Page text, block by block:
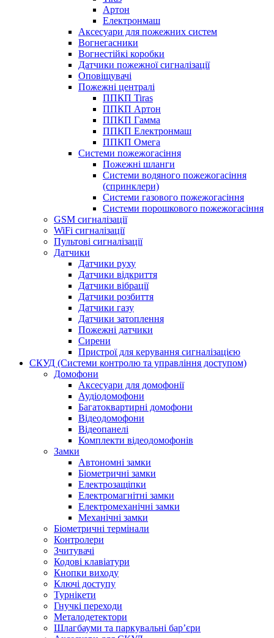
Артон
Електронмаш
Аксесуари для пожежних систем
Вогнегасники
Вогнестійкі коробки
Датчики пожежної сигналізації
Оповіщувачі
Пожежні централі
ППКП Tiras
ППКП Артон
ППКП Гамма
ППКП Електронмаш
ППКП Омега
Системи пожежогасіння
Пожежні шланги
Системи водяного пожежогасіння
(спринклери)
Системи газового пожежогасіння
Системи порошкового пожежогасіння
GSM сигналізації
WiFi сигналізації
Пультові сигналізації
Датчики
Датчики руху
Датчики відкриття
Датчики вібрації
Датчики розбиття
Датчики газу
Датчики затоплення
Пожежні датчики
Сирени
Пристрої для керування сигналізацією
СКУД (Системи контролю та управління доступом)
Домофони
Аксесуари для домофонії
Аудіодомофони
Багатоквартирні домофони
Відеодомофони
Відеопанелі
Комплекти відеодомофонів
Замки
Автономні замки
Біометричні замки
Електрозащіпки
Електромагнітні замки
Електромеханічні замки
Механічні замки
Біометричні термінали
Контролери
Зчитувачі
Кодові клавіатури
Кнопки виходу
Ключі доступу
Турнікети
Гнучкі переходи
Металодетектори
Шлагбауми та паркувальні бар’єри